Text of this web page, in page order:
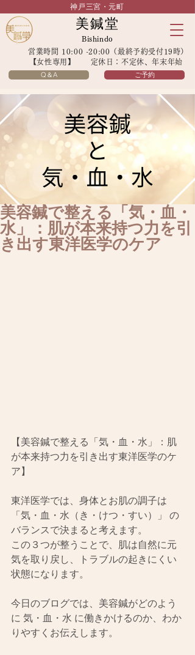
神戸三宮・元町
美鍼堂
Bishindo
営業時間 10:00 -20:00（最終予約受付19時）
【女性専用】 定休日：不定休、年末年始
Q＆A ご予約
美容鍼で整える「気・血・
水」：肌が本来持つ力を引
き出す東洋医学のケア
【美容鍼で整える「気・血・水」：肌
が本来持つ力を引き出す東洋医学のケ
ア】
東洋医学では、身体とお肌の調子は
「気・血・水（き・けつ・すい）」 の
バランスで決まると考えます。
この３つが整うことで、肌は自然に元
気を取り戻し、トラブルの起きにくい
状態になります。
今日のブログでは、美容鍼がどのよう
に 気・血・水 に働きかけるのか、わか
りやすくお伝えします。